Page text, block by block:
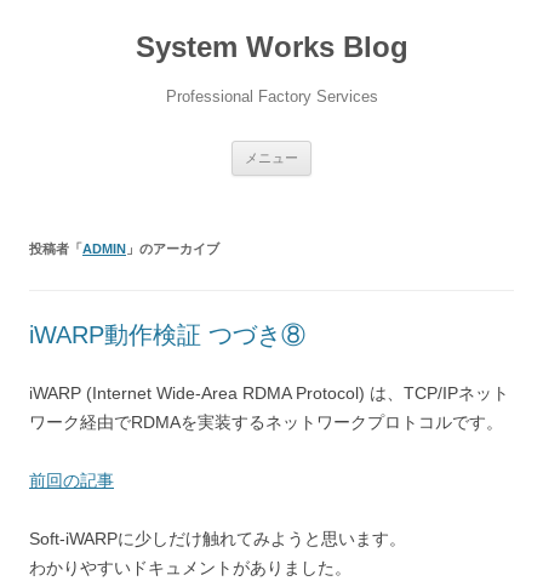
System Works Blog
Professional Factory Services
メニュー
投稿者「ADMIN 」のアーカイブ
iWARP動作検証 つづき⑧
iWARP (Internet Wide-Area RDMA Protocol) は、TCP/IPネット
ワーク経由でRDMAを実装するネットワークプロトコルです。
前回の記事
Soft-iWARPに少しだけ触れてみようと思います。
わかりやすいドキュメントがありました。